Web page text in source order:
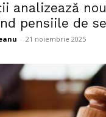
analizează
pensiile de
- 21 noiembrie 2025